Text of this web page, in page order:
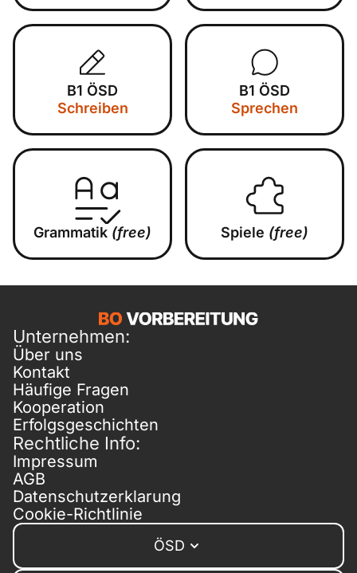
B1 ÖSD
Schreiben
B1 ÖSD
Sprechen
Grammatik (free) Spiele (free)
Unternehmen:
Über uns
Kontakt
Häufige Fragen
Kooperation
Erfolgsgeschichten
Rechtliche Info:
Impressum
AGB
Datenschutzerklarung
Cookie-Richtlinie
ÖSD